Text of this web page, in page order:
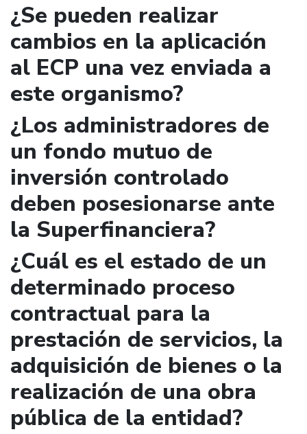
¿Se pueden realizar
cambios en la aplicación
al ECP una vez enviada a
este organismo?
¿Los administradores de
un fondo mutuo de
inversión controlado
deben posesionarse ante
la Superfinanciera?
¿Cuál es el estado de un
determinado proceso
contractual para la
prestación de servicios, la
adquisición de bienes o la
realización de una obra
pública de la entidad?